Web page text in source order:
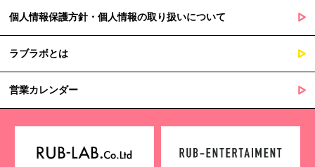
その際、弊社は、個人情報を適切に保護できる管理体制を敷き実行
していることを条件として委託先を厳選したうえで、機密保持契約
を委託先と締結し、お客様の個人情報を厳密に管理させます。
６. 個人情報（保有個人データを含む）の利用目的通知、開示・訂
正等、利用停止等の請求
情報の利用目的の通知、開示、訂正・追加・削除、利用停止・消去
たします。これらの請求は、次の窓口にて受け付けております。
個人情報保護方針・個人情報の取り扱いについて
ラブラボとは
営業カレンダー